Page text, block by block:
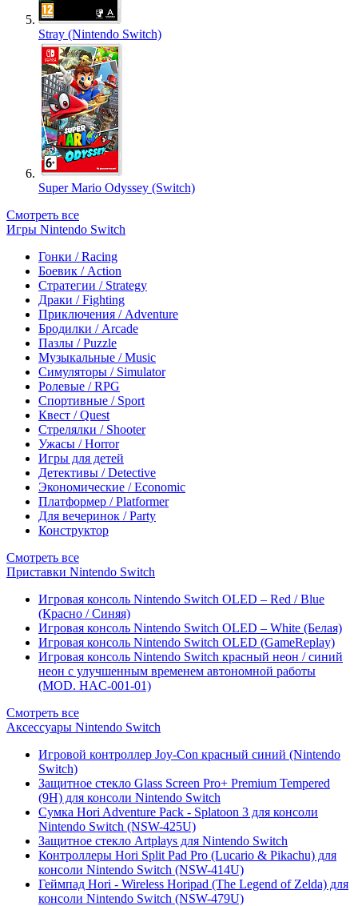
Stray (Nintendo Switch)
Super Mario Odyssey (Switch)
Смотреть все
Игры Nintendo Switch
Гонки / Racing
Боевик / Action
Стратегии / Strategy
Драки / Fighting
Приключения / Adventure
Бродилки / Arcade
Пазлы / Puzzle
Музыкальные / Music
Симуляторы / Simulator
Ролевые / RPG
Спортивные / Sport
Квест / Quest
Стрелялки / Shooter
Ужасы / Horror
Игры для детей
Детективы / Detective
Экономические / Economic
Платформер / Platformer
Для вечеринок / Party
Конструктор
Смотреть все
Приставки Nintendo Switch
Игровая консоль Nintendo Switch OLED – Red / Blue
(Красно / Синяя)
Игровая консоль Nintendo Switch OLED – White (Белая)
Игровая консоль Nintendo Switch OLED (GameReplay)
Игровая консоль Nintendo Switch красный неон / синий
неон с улучшенным временем автономной работы
(MOD. HAC-001-01)
Смотреть все
Аксессуары Nintendo Switch
Игровой контроллер Joy-Con красный синий (Nintendo
Switch)
Защитное стекло Glass Screen Pro+ Premium Tempered
(9H) для консоли Nintendo Switch
Сумка Hori Adventure Pack - Splatoon 3 для консоли
Nintendo Switch (NSW-425U)
Защитное стекло Artplays для Nintendo Switch
Контроллеры Hori Split Pad Pro (Lucario & Pikachu) для
консоли Nintendo Switch (NSW-414U)
Геймпад Hori - Wireless Horipad (The Legend of Zelda) для
консоли Nintendo Switch (NSW-479U)